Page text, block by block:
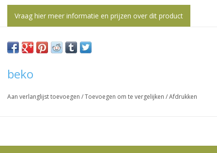
werkt,
gebruiken.
Vraag hier meer informatie en prijzen over dit product
beko
Aan verlanglijst toevoegen /Toevoegen om te vergelijken /Afdrukken